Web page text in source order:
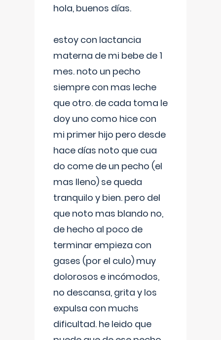
hola, buenos días.
estoy con lactancia
materna de mi bebe de 1
mes. noto un pecho
siempre con mas leche
que otro. de cada toma le
doy uno como hice con
mi primer hijo pero desde
hace días noto que cua
do come de un pecho (el
mas lleno) se queda
tranquilo y bien. pero del
que noto mas blando no,
de hecho al poco de
terminar empieza con
gases (por el culo) muy
dolorosos e incómodos,
no descansa, grita y los
expulsa con muchs
dificultad. he leido que